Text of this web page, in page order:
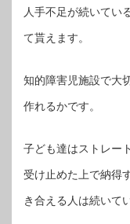
人手不足が続いてい
て貰えます。
知的障害児施設で大
作れるかです。
子ども達はストレー
受け止めた上で納得
き合える人は続いて